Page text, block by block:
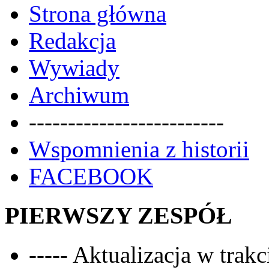
Strona główna
Redakcja
Wywiady
Archiwum
-------------------------
Wspomnienia z historii
FACEBOOK
PIERWSZY ZESPÓŁ
----- Aktualizacja w